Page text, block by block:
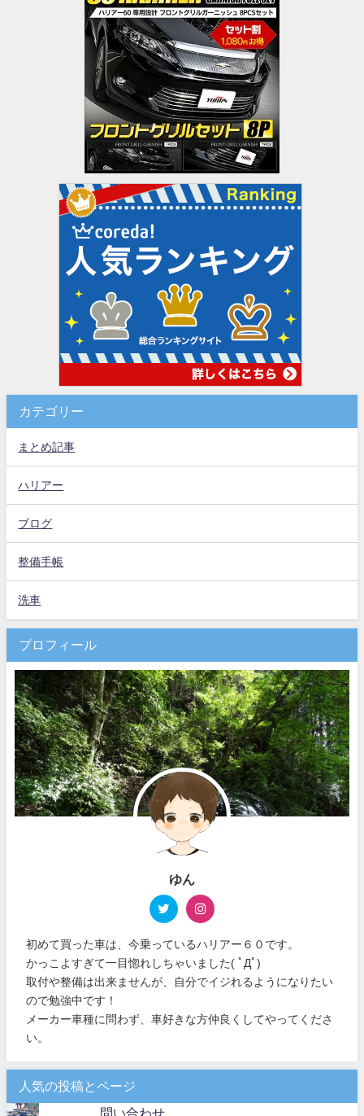
カテゴリー
まとめ記事
ハリアー
ブログ
整備手帳
洗車
プロフィール
ゆん
初めて買った車は、今乗っているハリアー６０です。
かっこよすぎて一目惚れしちゃいました( ﾟДﾟ)
取付や整備は出来ませんが、自分でイジれるようになりたい
ので勉強中です！
メーカー車種に問わず、車好きな方仲良くしてやってくださ
い。
人気の投稿とページ
問い合わせ